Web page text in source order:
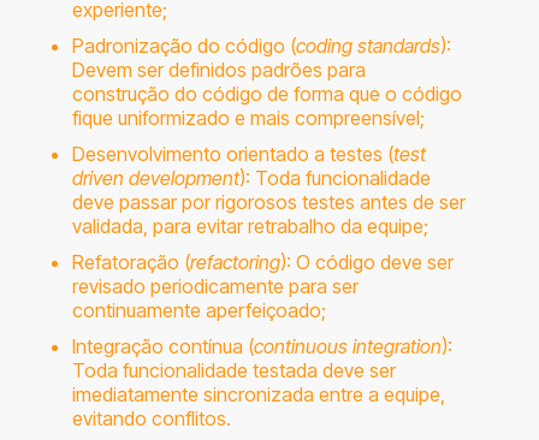
experiente;
Padronização do código (coding standards):
Devem ser definidos padrões para
construção do código de forma que o código
fique uniformizado e mais compreensível;
Desenvolvimento orientado a testes (test
driven development): Toda funcionalidade
deve passar por rigorosos testes antes de ser
validada, para evitar retrabalho da equipe;
Refatoração (refactoring): O código deve ser
revisado periodicamente para ser
continuamente aperfeiçoado;
Integração contínua (continuous integration):
Toda funcionalidade testada deve ser
imediatamente sincronizada entre a equipe,
evitando conflitos.